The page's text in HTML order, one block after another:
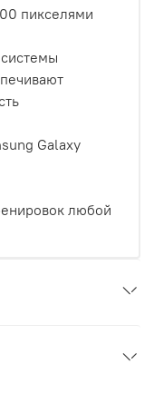
пикселями
Galaxy
любой